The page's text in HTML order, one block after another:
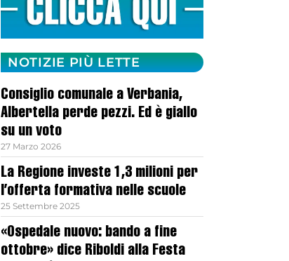
NOTIZIE PIÙ LETTE
Consiglio comunale a Verbania,
Albertella perde pezzi. Ed è giallo
su un voto
27 Marzo 2026
La Regione investe 1,3 milioni per
l’offerta formativa nelle scuole
25 Settembre 2025
«Ospedale nuovo: bando a fine
ottobre» dice Riboldi alla Festa